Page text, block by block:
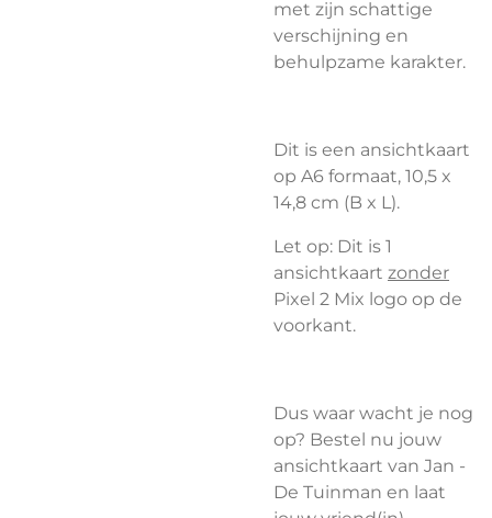
met zijn schattige
verschijning en
behulpzame karakter.
Dit is een ansichtkaart
op A6 formaat, 10,5 x
14,8 cm (B x L).
Let op: Dit is 1
ansichtkaart zonder
Pixel 2 Mix logo op de
voorkant.
Dus waar wacht je nog
op? Bestel nu jouw
ansichtkaart van Jan -
De Tuinman en laat